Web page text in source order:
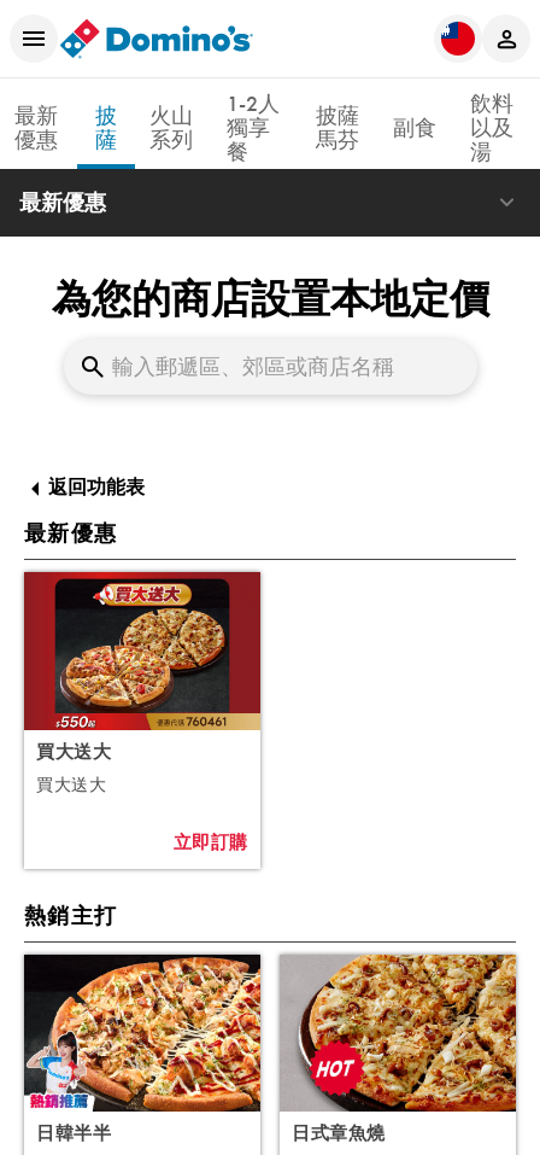
最新
優惠
披
薩
最新優惠
火山
系列
1-2人
獨享
餐
披薩
馬芬
副食
飲料
以及
湯
為您的商店設置本地定價
返回功能表
最新優惠
買大送大
買大送大
立即訂購
熱銷主打
日韓半半 日式章魚燒